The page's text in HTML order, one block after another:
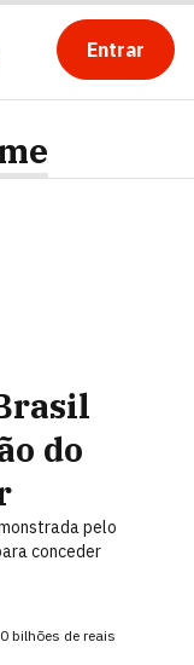
Entrar
do
pelo
conceder
bilhões de reais